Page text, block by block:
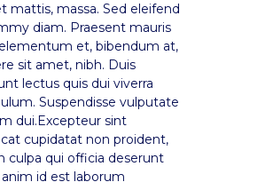
mattis, massa. Sed eleifend
diam. Praesent mauris
et, bibendum at,
sit amet, nibh. Duis
lectus quis dui viverra
Suspendisse vulputate
dui.Excepteur sint
cupidatat non proident,
culpa qui officia deserunt
id est laborum